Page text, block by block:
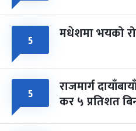
५ मधेशमा भयको
५ राजमार्ग
कर ५ प्रतिशत